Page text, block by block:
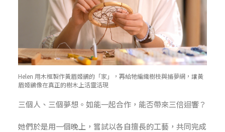
Helen 用木框製作黃眉姬鶲的「家」，再給牠編織樹枝與捕夢網，讓黃
眉姬鶲像在真正的樹木上活靈活現
三個人、三個夢想。如能一起合作，能否帶來三倍迴響？
她們於是用一個晚上，嘗試以各自擅長的工藝，共同完成